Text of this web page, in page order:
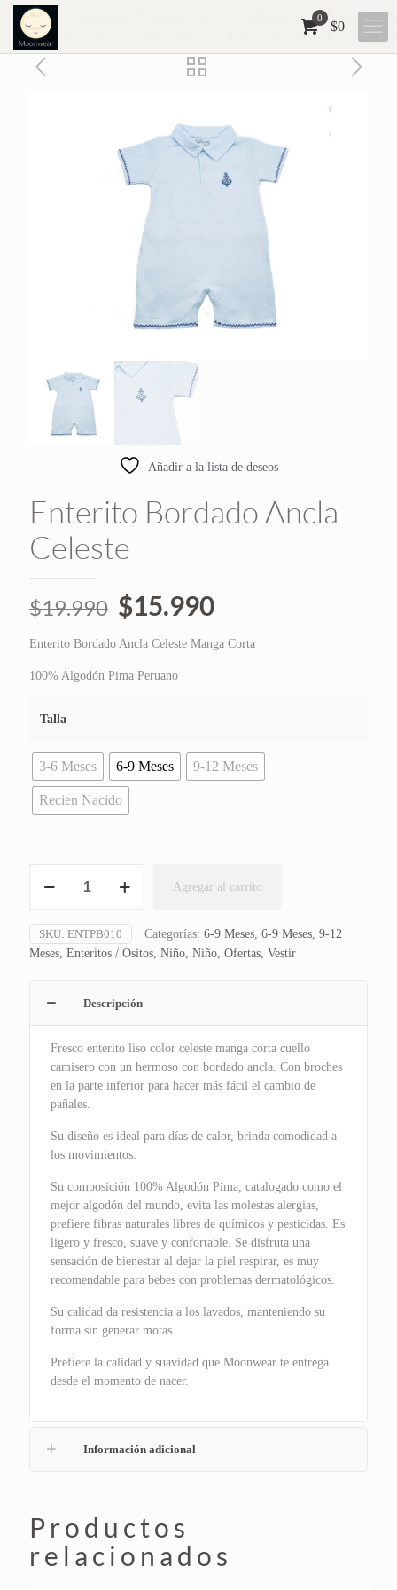
0
$0
Añadir a la lista de deseos
Enterito Bordado Ancla
Celeste
$19.990 El
precio
original
era:
$15.990El
precio
actual
Enterito Bordado Ancla Celeste Manga Corta
100% Algodón Pima Peruano
Talla
3-6 Meses 6-9 Meses 9-12 Meses
Recien Nacido
Bordado
Celeste
cantidad
Agregar al carrito
SKU: ENTPB010 Categorías: 6-9 Meses, 6-9 Meses, 9-12
Meses, Enteritos / Ositos, Niño, Niño, Ofertas, Vestir
Descripción
Fresco enterito liso color celeste manga corta cuello
camisero con un hermoso con bordado ancla. Con broches
en la parte inferior para hacer más fácil el cambio de
pañales.
Su diseño es ideal para días de calor, brinda comodidad a
los movimientos.
Su composición 100% Algodón Pima, catalogado como el
mejor algodón del mundo, evita las molestas alergias,
prefiere fibras naturales libres de químicos y pesticidas. Es
ligero y fresco, suave y confortable. Se disfruta una
sensación de bienestar al dejar la piel respirar, es muy
recomendable para bebes con problemas dermatológicos.
Su calidad da resistencia a los lavados, manteniendo su
forma sin generar motas.
Prefiere la calidad y suavidad que Moonwear te entrega
desde el momento de nacer.
Información adicional
Productos
relacionados